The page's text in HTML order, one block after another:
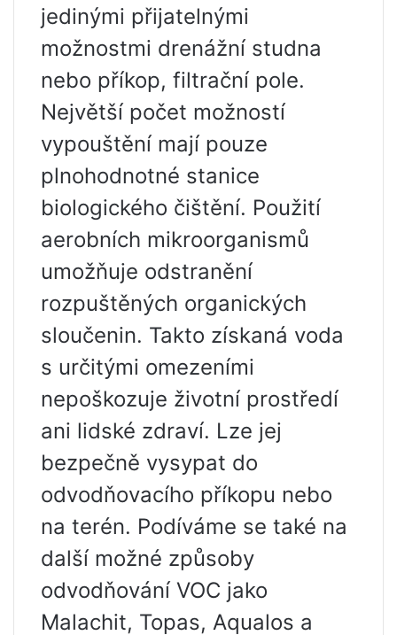
jedinými přijatelnými
možnostmi drenážní studna
nebo příkop, filtrační pole.
Největší počet možností
vypouštění mají pouze
plnohodnotné stanice
biologického čištění. Použití
aerobních mikroorganismů
umožňuje odstranění
rozpuštěných organických
sloučenin. Takto získaná voda
s určitými omezeními
nepoškozuje životní prostředí
ani lidské zdraví. Lze jej
bezpečně vysypat do
odvodňovacího příkopu nebo
na terén. Podíváme se také na
další možné způsoby
odvodňování VOC jako
Malachit, Topas, Aqualos a